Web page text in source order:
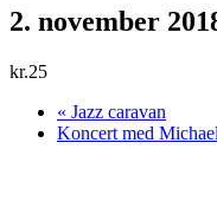
2. november
kr.25
« Jazz caravan
Koncert med